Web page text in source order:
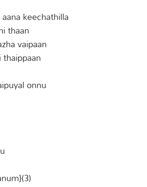
keechathilla
thaan
vaipaan
onnu